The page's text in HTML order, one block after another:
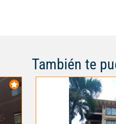
También te